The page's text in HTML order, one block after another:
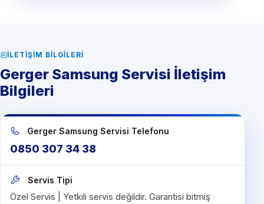
İLETIŞIM BILGILERI
Gerger Samsung Servisi İletişim
Bilgileri
Gerger Samsung Servisi Telefonu
0850 307 34 38
Servis Tipi
Özel Servis | Yetkili servis değildir. Garantisi bitmiş